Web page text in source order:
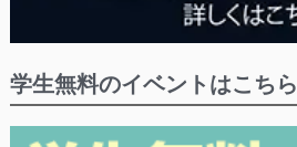
学生無料のイベントはこちら